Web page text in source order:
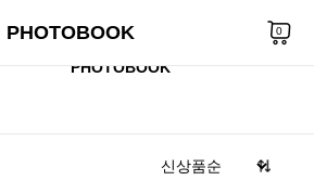
PHOTOBOOK 0
KIHNO/KIT
PHOTOBOOK